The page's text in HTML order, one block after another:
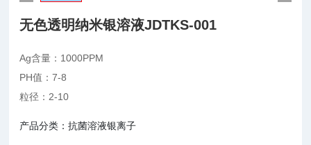
无色透明纳米银溶液JDTKS-001
Ag含量：1000PPM
PH值：7-8
粒径：2-10
产品分类：抗菌溶液银离子